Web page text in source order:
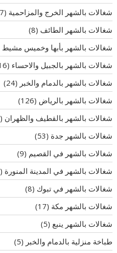
شغالات بالشهر الخرج والمزاحمية (7)
شغالات بالشهر الطائف (8)
شغالات بالشهر بأبها وخميس مشيط
شغالات بالشهر بالجبيل والاحساء (16)
شغالات بالشهر بالدمام والخبر (24)
شغالات بالشهر بالرياض (126)
شغالات بالشهر بالقطيف والظهران (5)
شغالات بالشهر جدة (53)
شغالات بالشهر في القصيم (9)
شغالات بالشهر في المدينة المنورة (6)
شغالات بالشهر في تبوك (8)
شغالات بالشهر مكة (17)
شغالات بالشهر ينبع (5)
طباخة منزلية بالدمام والخبر (5)